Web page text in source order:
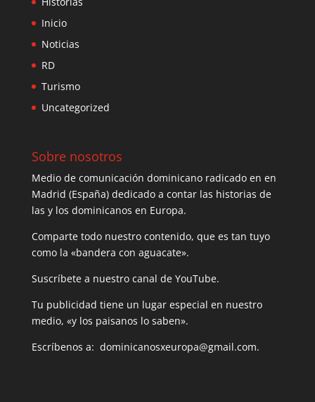
Inicio
Noticias
RD
Turismo
Uncategorized
Sobre nosotros
Medio de comunicación dominicano radicado en en
Madrid (España) dedicado a contar las historias de
las y los dominicanos en Europa.
Comparte todo nuestro contenido, que es tan tuyo
como la «bandera con aguacate».
Suscríbete a nuestro canal de YouTube.
Tu publicidad tiene un lugar especial en nuestro
medio, «y los paisanos lo saben».
Escríbenos a: dominicanosxeuropa@gmail.com.